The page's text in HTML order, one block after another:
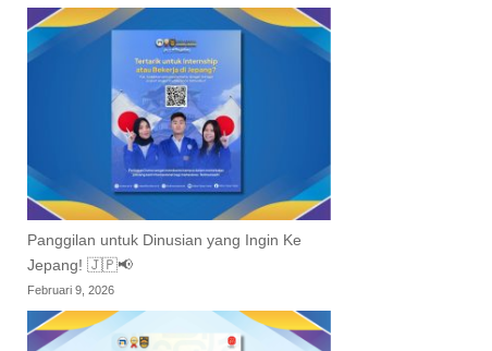
Panggilan untuk Dinusian yang Ingin Ke
Jepang! 🇯🇵📢
Februari 9, 2026